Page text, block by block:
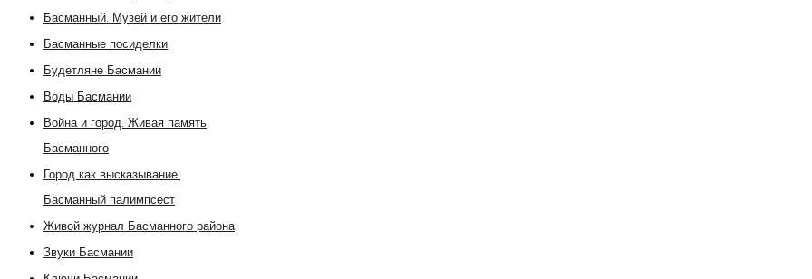
Басманный. Музей и его жители
Басманные посиделки
Будетляне Басмании
Воды Басмании
Война и город. Живая память
Басманного
Город как высказывание.
Басманный палимпсест
Живой журнал Басманного района
Звуки Басмании